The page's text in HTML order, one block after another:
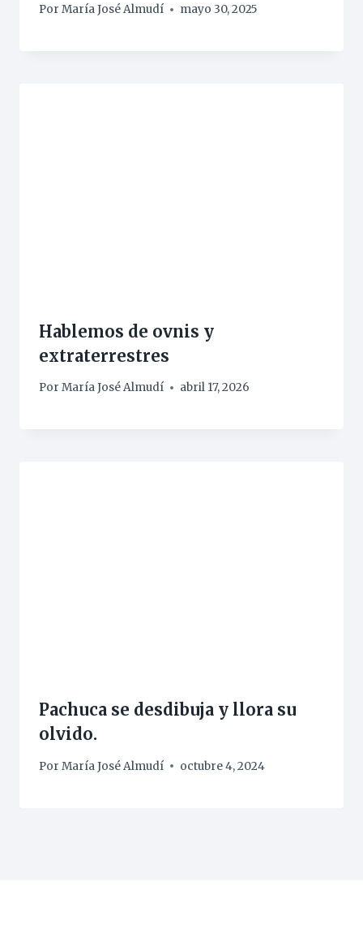
Por María José Almudí mayo 30, 2025
Hablemos de ovnis y
extraterrestres
Por María José Almudí abril 17, 2026
Pachuca se desdibuja y llora su
olvido.
Por María José Almudí octubre 4, 2024